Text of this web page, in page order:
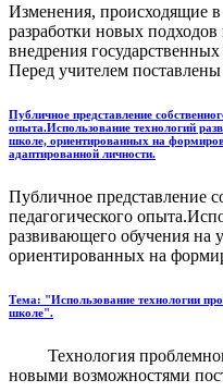
Изменения, происходящие
разработки новых
внедрения
Перед учителем
Публичное представление
опыта.Использование технологий
школе, ориентированных на
адаптированной личности.
Публичное представление
педагогического
развивающего обучения на
ориентированных на
Тема: "Использование технологии
школе".
Технология
новыми возможностями